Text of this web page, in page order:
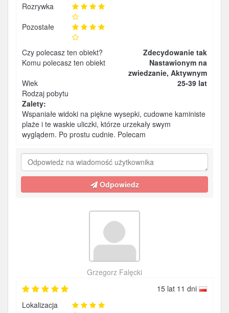
Rozrywka
Pozostałe
Czy polecasz ten obiekt?
Zdecydowanie tak
Komu polecasz ten obiekt
Nastawionym na
zwiedzanie, Aktywnym
Wiek
25-39 lat
Rodzaj pobytu
Zalety:
Wspaniałe widoki na piękne wysepki, cudowne kaministe
plaże i te waskie uliczki, którze urzekały swym
wyglądem. Po prostu cudnie. Polecam
Odpowiedz
Grzegorz Falęcki
15 lat 11 dni
Lokalizacja